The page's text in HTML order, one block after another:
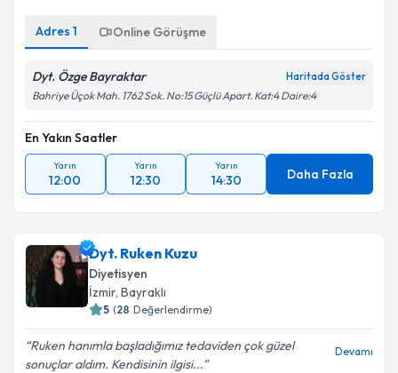
Adres 1 Online Görüşme
Dyt. Özge Bayraktar Haritada Göster
Bahriye Üçok Mah. 1762 Sok. No:15 Güçlü Apart. Kat:4 Daire:4
En Yakın Saatler
Yarın
12:00
Yarın
12:30
Yarın
14:30 Daha Fazla
Dyt. Ruken Kuzu
Diyetisyen
İzmir, Bayraklı
5 (28 Değerlendirme)
Ruken hanımla başladığımız tedaviden çok güzel
sonuçlar aldım. Kendisinin ilgisi...
Devamı